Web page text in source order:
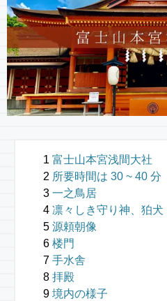
富士山本宮浅間大社
所要時間は 30 ~ 40 分
一之鳥居
凛々しき守り神、狛犬
源頼朝像
楼門
手水舎
拝殿
境内の様子